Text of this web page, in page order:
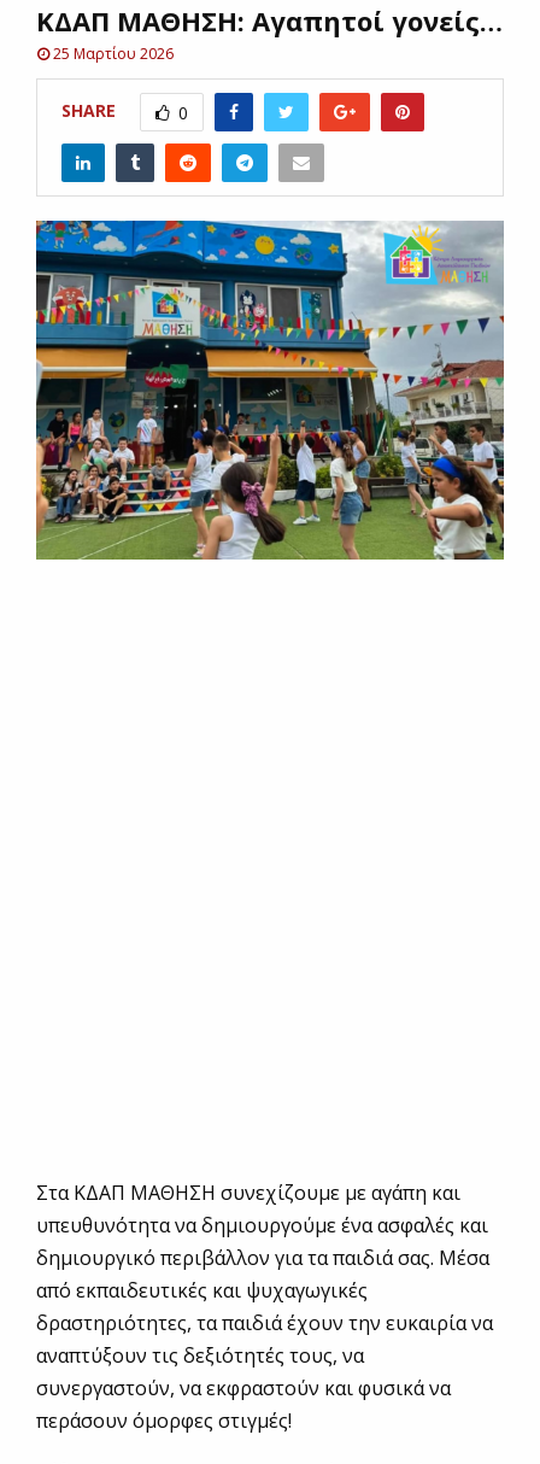
UΚΔΑΠ ΜΑΘΗΣΗ: Αγαπητοί γονείς…
25 Μαρτίου 2026
SHARE 0
Στα ΚΔΑΠ ΜΑΘΗΣΗ συνεχίζουμε με αγάπη και
υπευθυνότητα να δημιουργούμε ένα ασφαλές και
δημιουργικό περιβάλλον για τα παιδιά σας. Μέσα
από εκπαιδευτικές και ψυχαγωγικές
δραστηριότητες, τα παιδιά έχουν την ευκαιρία να
αναπτύξουν τις δεξιότητές τους, να
συνεργαστούν, να εκφραστούν και φυσικά να
περάσουν όμορφες στιγμές!